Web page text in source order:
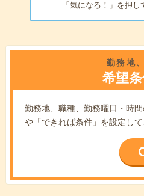
「気になる！」を押
勤務地
希望
勤務地、職種、勤務曜日・時間
や「できれば条件」を設定し